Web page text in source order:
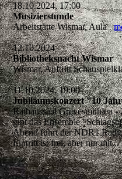
18.10.2024, 17:00
Musizierstunde
Arbeitstätte Wismar, Aula
12.10.2024
Bibliotheksnacht Wismar
Wismar, Auftritt
11.10.2024, 19:00
Jubiläumskonzert "10
Rathaussaal Grevesmühlen
gibt das Ensemble
Abend führt der NDR1
Eintritt ist frei, aber nur